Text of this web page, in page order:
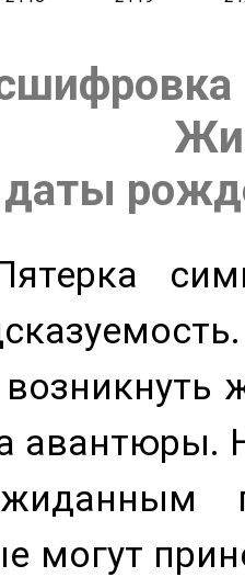
авантюры.
могут